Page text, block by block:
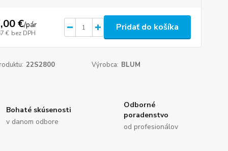
€/pár
€ bez DPH
Pridať do košíka
22S2800 Výrobca: BLUM
Bohaté skúsenosti
v danom odbore
Odborné
poradenstvo
od profesionálov